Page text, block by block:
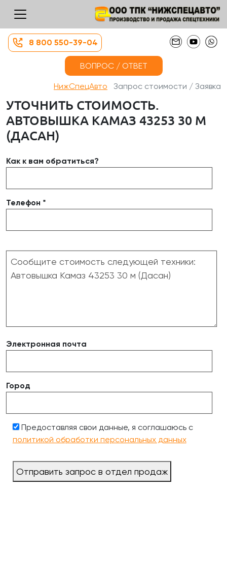
8 800 550-39-04
ВОПРОС / ОТВЕТ
НижСпецАвто Запрос стоимости / Заявка
УТОЧНИТЬ СТОИМОСТЬ.
АВТОВЫШКА КАМАЗ 43253 30 М
(ДАСАН)
Как к вам обратиться?
Телефон *
Электронная почта
Город
Предоставляя свои данные, я соглашаюсь с
политикой обработки персональных данных
Отправить запрос в отдел продаж